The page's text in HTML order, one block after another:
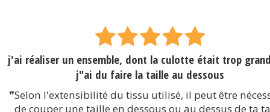
j'ai réaliser un ensemble, dont la culotte était trop
j"ai du faire la taille au dessous
❞Selon l'extensibilité du tissu utilisé, il peut être
de couper une taille en dessous ou au dessus de ta